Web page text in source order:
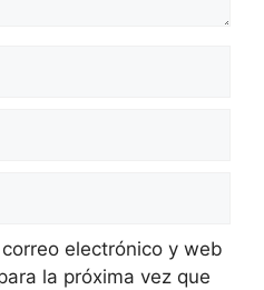
electrónico y web
la próxima vez que